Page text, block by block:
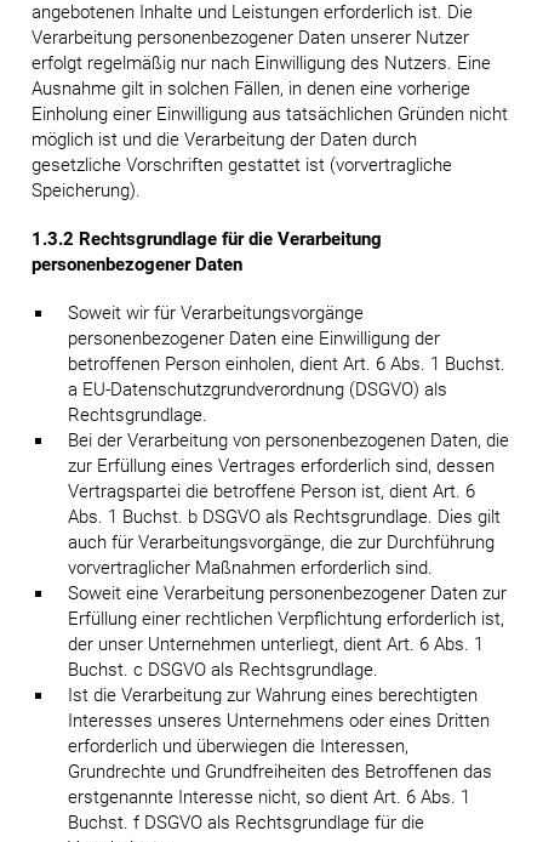
angebotenen Inhalte und Leistungen erforderlich ist. Die
Verarbeitung personenbezogener Daten unserer Nutzer
erfolgt regelmäßig nur nach Einwilligung des Nutzers. Eine
Ausnahme gilt in solchen Fällen, in denen eine vorherige
Einholung einer Einwilligung aus tatsächlichen Gründen nicht
möglich ist und die Verarbeitung der Daten durch
gesetzliche Vorschriften gestattet ist (vorvertragliche
Speicherung).
1.3.2 Rechtsgrundlage für die Verarbeitung
personenbezogener Daten
Soweit wir für Verarbeitungsvorgänge
personenbezogener Daten eine Einwilligung der
betroffenen Person einholen, dient Art. 6 Abs. 1 Buchst.
a EU-Datenschutzgrundverordnung (DSGVO) als
Rechtsgrundlage.
Bei der Verarbeitung von personenbezogenen Daten, die
zur Erfüllung eines Vertrages erforderlich sind, dessen
Vertragspartei die betroffene Person ist, dient Art. 6
Abs. 1 Buchst. b DSGVO als Rechtsgrundlage. Dies gilt
auch für Verarbeitungsvorgänge, die zur Durchführung
vorvertraglicher Maßnahmen erforderlich sind.
Soweit eine Verarbeitung personenbezogener Daten zur
Erfüllung einer rechtlichen Verpflichtung erforderlich ist,
der unser Unternehmen unterliegt, dient Art. 6 Abs. 1
Buchst. c DSGVO als Rechtsgrundlage.
Ist die Verarbeitung zur Wahrung eines berechtigten
Interesses unseres Unternehmens oder eines Dritten
erforderlich und überwiegen die Interessen,
Grundrechte und Grundfreiheiten des Betroffenen das
erstgenannte Interesse nicht, so dient Art. 6 Abs. 1
Buchst. f DSGVO als Rechtsgrundlage für die